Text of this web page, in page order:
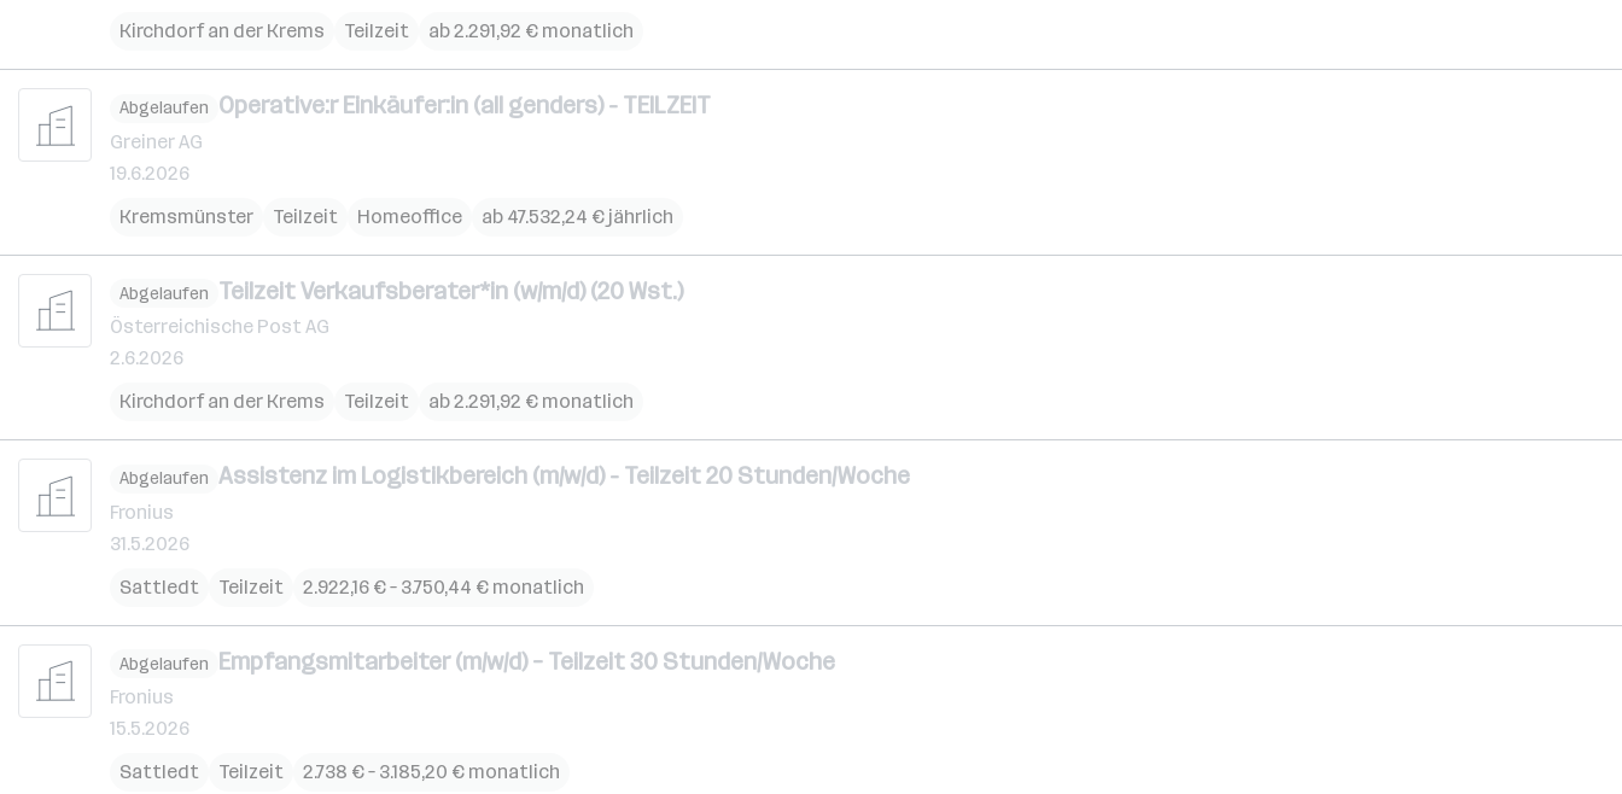
Kirchdorf an der Krems
Teilzeit ab 2.291,92 € monatlich
Abgelaufen Operative:r Einkäufer:in (all genders) - TEILZEIT
Greiner AG
19.6.2026
Kremsmünster
Teilzeit Homeoffice ab 47.532,24 € jährlich
Abgelaufen Teilzeit Verkaufsberater*in (w/m/d) (20 Wst.)
Österreichische Post AG
2.6.2026
Kirchdorf an der Krems
Teilzeit ab 2.291,92 € monatlich
Abgelaufen Assistenz im Logistikbereich (m/w/d) - Teilzeit 20 Stunden/Woche
Fronius
31.5.2026
Sattledt
Teilzeit 2.922,16 € – 3.750,44 € monatlich
Abgelaufen Empfangsmitarbeiter (m/w/d) – Teilzeit 30 Stunden/Woche
Fronius
15.5.2026
Sattledt
Teilzeit 2.738 € – 3.185,20 € monatlich